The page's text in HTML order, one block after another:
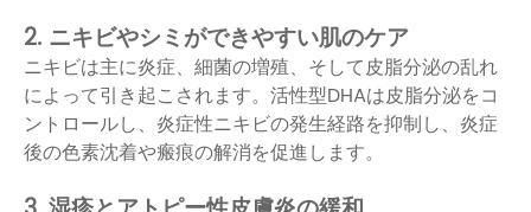
2. ニキビやシミができやすい肌のケア
ニキビは主に炎症、細菌の増殖、そして皮脂分泌の乱れ
によって引き起こされます。活性型DHAは皮脂分泌をコ
ントロールし、炎症性ニキビの発生経路を抑制し、炎症
後の色素沈着や瘢痕の解消を促進します。